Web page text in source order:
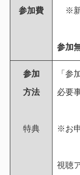
参加費
※新
参加
参加
方法
特典
「参
必要
※お
視聴